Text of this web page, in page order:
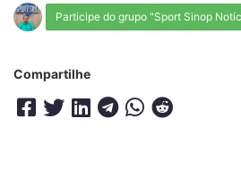
Participe do grupo "Sport Sinop
Compartilhe